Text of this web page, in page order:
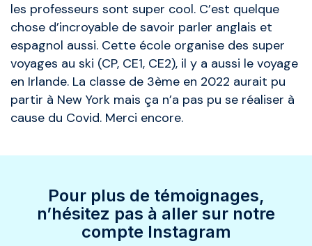
les professeurs sont super cool. C’est quelque
chose d’incroyable de savoir parler anglais et
espagnol aussi. Cette école organise des super
voyages au ski (CP, CE1, CE2), il y a aussi le voyage
en Irlande. La classe de 3ème en 2022 aurait pu
partir à New York mais ça n’a pas pu se réaliser à
cause du Covid. Merci encore.
Pour plus de témoignages,
n’hésitez pas à aller sur notre
compte Instagram